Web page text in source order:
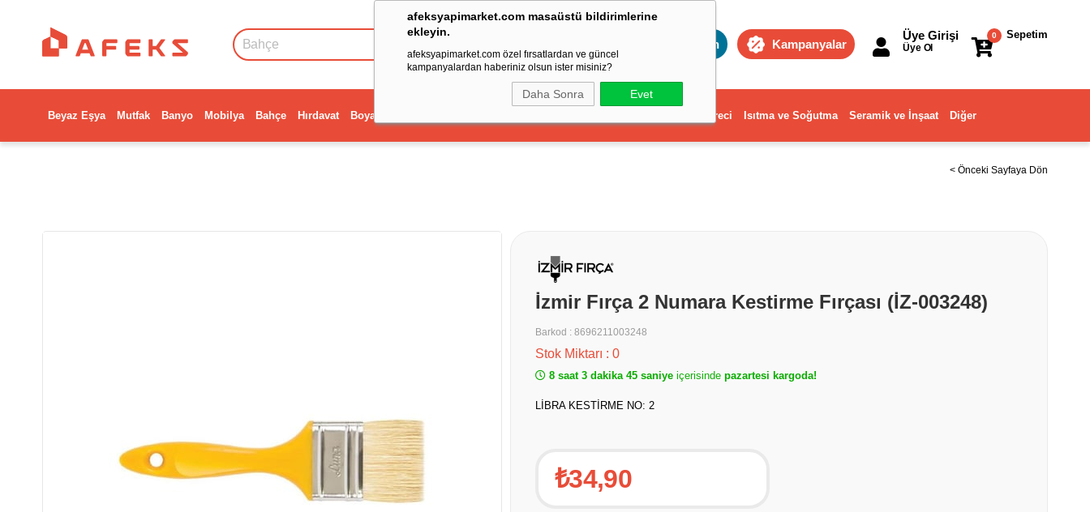
afeksyapimarket.com masaüstü bildirimlerine
ekleyin.
afeksyapimarket.com özel fırsatlardan ve güncel
kampanyalardan haberiniz olsun ister misiniz?
Daha Sonra Evet
Toptan Kampanyalar
Sepetim
0
Üye Girişi
Üye Ol
Beyaz Eşya Mutfak Banyo Mobilya Bahçe Hırdavat Boya Dekorasyon ve Ev Gereci Isıtma ve Soğutma Seramik ve İnşaat Diğer
< Önceki Sayfaya Dön
İzmir Fırça 2 Numara Kestirme Fırçası (İZ-003248)
Barkod : 8696211003248
Stok Miktarı : 0
8 saat 3 dakika 45 saniye içerisinde pazartesi kargoda!
LİBRA KESTİRME NO: 2
₺34,90